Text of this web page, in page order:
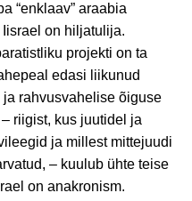
“enklaav” araabia
on hiljatulija.
projekti on ta
edasi liikunud
rahvusvahelise õiguse
riigist, kus juutidel ja
ja millest mittejuudi
– kuulub ühte teise
on anakronism.